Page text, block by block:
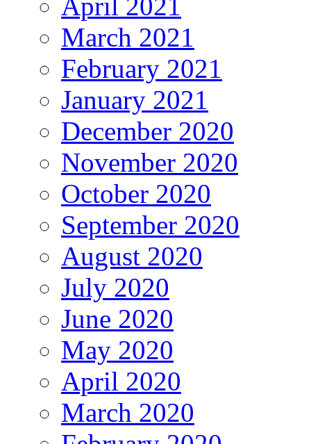
March 2021
February 2021
January 2021
December 2020
November 2020
October 2020
September 2020
August 2020
July 2020
June 2020
May 2020
April 2020
March 2020